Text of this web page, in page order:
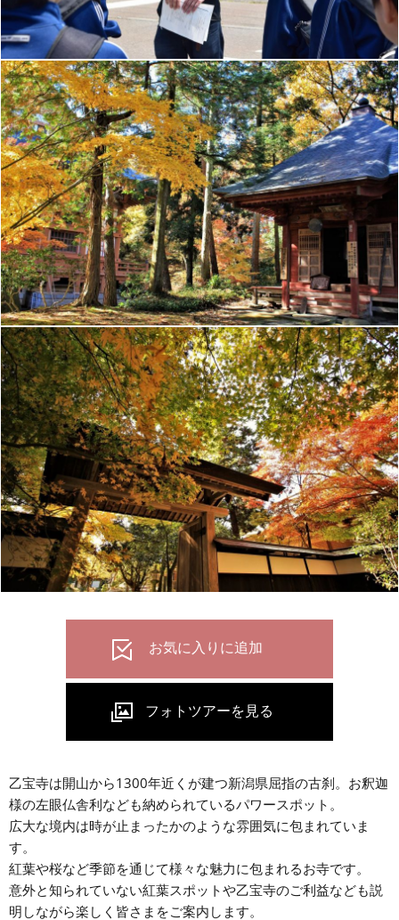
乙宝寺は開山から1300年近くが建つ新潟県屈指の古刹。お釈迦
様の左眼仏舎利なども納められているパワースポット。
広大な境内は時が止まったかのような雰囲気に包まれていま
す。
紅葉や桜など季節を通じて様々な魅力に包まれるお寺です。
意外と知られていない紅葉スポットや乙宝寺のご利益なども説
明しながら楽しく皆さまをご案内します。